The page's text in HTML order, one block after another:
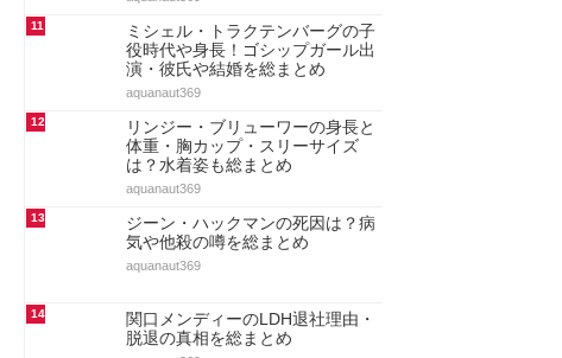
11
ミシェル・トラクテンバーグの子
役時代や身長！ゴシップガール出
演・彼氏や結婚を総まとめ
aquanaut369
12
リンジー・ブリューワーの身長と
体重・胸カップ・スリーサイズ
は？水着姿も総まとめ
aquanaut369
13
ジーン・ハックマンの死因は？病
気や他殺の噂を総まとめ
aquanaut369
14
関口メンディーのLDH退社理由・
脱退の真相を総まとめ